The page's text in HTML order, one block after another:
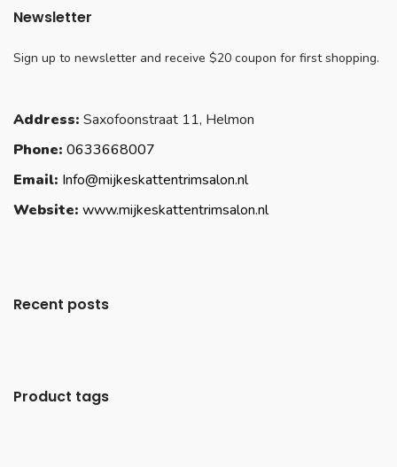
Newsletter
Sign up to newsletter and receive $20 coupon for first shopping.
Address: Saxofoonstraat 11, Helmon
Phone: 0633668007
Email: Info@mijkeskattentrimsalon.nl
Website: www.mijkeskattentrimsalon.nl
Recent posts
Product tags